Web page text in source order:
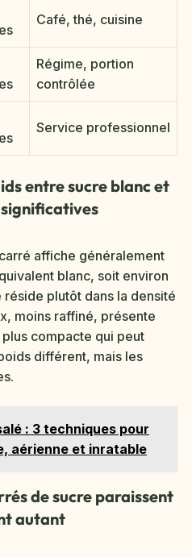
Café, thé, cuisine
Régime, portion
contrôlée
Service professionnel
entre sucre blanc et
affiche généralement
blanc, soit environ
plutôt dans la densité
moins raffiné, présente
compacte qui peut
différent, mais les
: 3 techniques pour
aérienne et inratable
de sucre paraissent
autant